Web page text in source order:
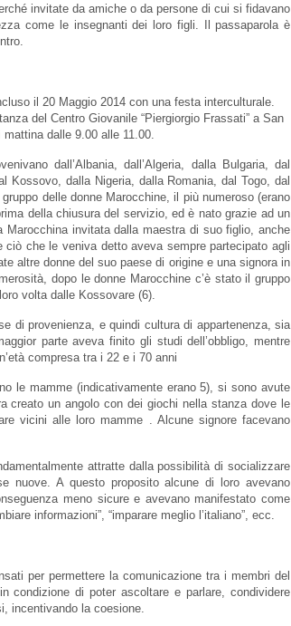
invitate da amiche o da persone di cui si fidavano
come le insegnanti dei loro figli. Il passaparola è
il 20 Maggio 2014 con una festa interculturale.
del Centro Giovanile “Piergiorgio Frassati” a San
dalle 9.00 alle 11.00.
dall’Albania, dall’Algeria, dalla Bulgaria, dal
Kossovo, dalla Nigeria, dalla Romania, dal Togo, dal
delle donne Marocchine, il più numeroso (erano
della chiusura del servizio, ed è nato grazie ad un
invitata dalla maestra di suo figlio, anche
che le veniva detto aveva sempre partecipato agli
altre donne del suo paese di origine e una signora in
dopo le donne Marocchine c’è stato il gruppo
volta dalle Kossovare (6).
di provenienza, e quindi cultura di appartenenza, sia
parte aveva finito gli studi dell’obbligo, mentre
compresa tra i 22 e i 70 anni
le mamme (indicativamente erano 5), si sono avute
creato un angolo con dei giochi nella stanza dove le
vicini alle loro mamme . Alcune signore facevano
attratte dalla possibilità di socializzare
nuove. A questo proposito alcune di loro avevano
meno sicure e avevano manifestato come
informazioni”, “imparare meglio l’italiano”, ecc.
per permettere la comunicazione tra i membri del
condizione di poter ascoltare e parlare, condividere
incentivando la coesione.